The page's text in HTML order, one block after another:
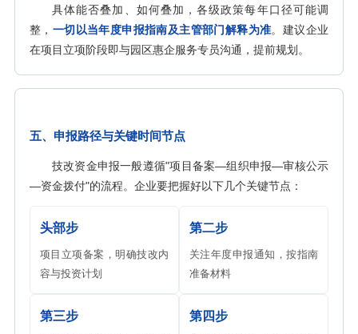
具体能否叠加、如何叠加，各级政策每年口径可能调
整， 一切以当年度申报指南及主管部门解释为准。建议企业
在项目立项阶段即与园区惠企服务专员沟通，提前规划。
五、申报路径与关键时间节点
技改资金申报一般遵循"项目备案—组织申报—审核公示
—资金拨付"的流程。企业要把握好以下几个关键节点：
头部步
项目立项备案，明确技改内
容与投资计划
第二步
关注年度申报通知，按指南
准备材料
第三步 第四步